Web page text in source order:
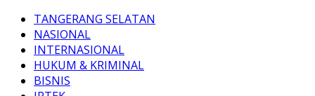
TANGERANG SELATAN
NASIONAL
INTERNASIONAL
HUKUM & KRIMINAL
BISNIS